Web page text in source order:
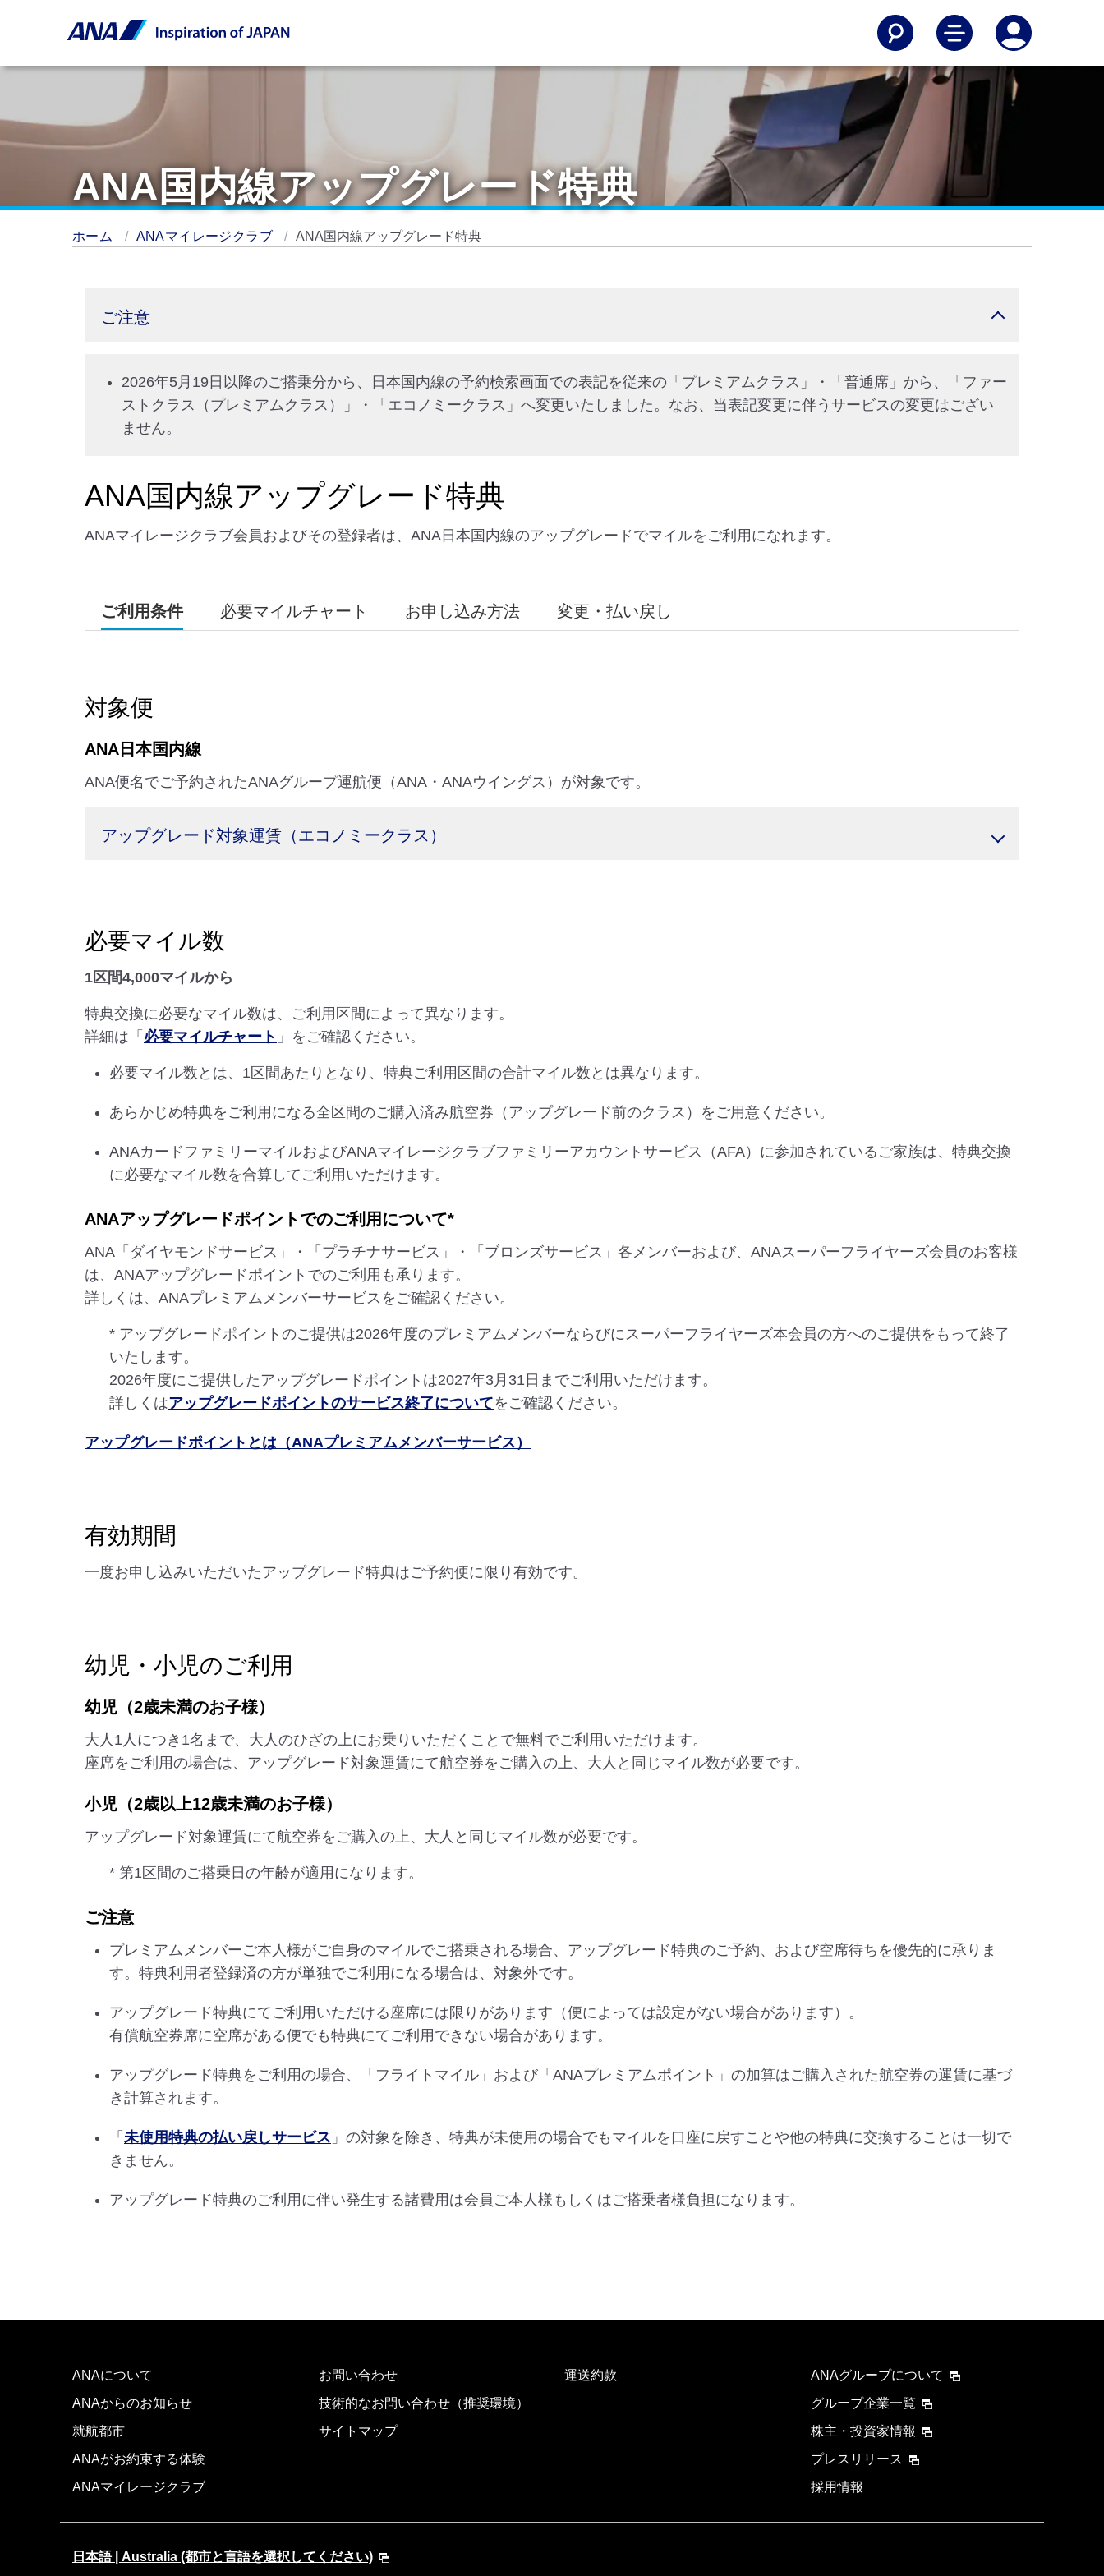
ANA国内線アップグレード特典
ホーム ANAマイレージクラブ ANA国内線アップグレード特典
ご注意
2026年5月19日以降のご搭乗分から、日本国内線の予約検索画面での表記を従来の「プレミアムクラス」・「普通席」から、「ファー
ストクラス（プレミアムクラス）」・「エコノミークラス」へ変更いたしました。なお、当表記変更に伴うサービスの変更はござい
ません。
ANA国内線アップグレード特典
ANAマイレージクラブ会員およびその登録者は、ANA日本国内線のアップグレードでマイルをご利用になれます。
ご利用条件 必要マイルチャート お申し込み方法 変更・払い戻し
対象便
ANA日本国内線
ANA便名でご予約されたANAグループ運航便（ANA・ANAウイングス）が対象です。
アップグレード対象運賃（エコノミークラス）
必要マイル数
1区間4,000マイルから
特典交換に必要なマイル数は、ご利用区間によって異なります。
詳細は「 必要マイルチャート 」をご確認ください。
必要マイル数とは、1区間あたりとなり、特典ご利用区間の合計マイル数とは異なります。
あらかじめ特典をご利用になる全区間のご購入済み航空券（アップグレード前のクラス）をご用意ください。
ANAカードファミリーマイルおよびANAマイレージクラブファミリーアカウントサービス（AFA）に参加されているご家族は、特典交換
に必要なマイル数を合算してご利用いただけます。
ANAアップグレードポイントでのご利用について*
ANA「ダイヤモンドサービス」・「プラチナサービス」・「ブロンズサービス」各メンバーおよび、ANAスーパーフライヤーズ会員のお客様
は、ANAアップグレードポイントでのご利用も承ります。
詳しくは、ANAプレミアムメンバーサービスをご確認ください。
* アップグレードポイントのご提供は2026年度のプレミアムメンバーならびにスーパーフライヤーズ本会員の方へのご提供をもって終了
いたします。
2026年度にご提供したアップグレードポイントは2027年3月31日までご利用いただけます。
詳しくはアップグレードポイントのサービス終了についてをご確認ください。
アップグレードポイントとは（ANAプレミアムメンバーサービス）
有効期間
一度お申し込みいただいたアップグレード特典はご予約便に限り有効です。
幼児・小児のご利用
幼児（2歳未満のお子様）
大人1人につき1名まで、大人のひざの上にお乗りいただくことで無料でご利用いただけます。
座席をご利用の場合は、アップグレード対象運賃にて航空券をご購入の上、大人と同じマイル数が必要です。
小児（2歳以上12歳未満のお子様）
アップグレード対象運賃にて航空券をご購入の上、大人と同じマイル数が必要です。
* 第1区間のご搭乗日の年齢が適用になります。
ご注意
プレミアムメンバーご本人様がご自身のマイルでご搭乗される場合、アップグレード特典のご予約、および空席待ちを優先的に承りま
す。特典利用者登録済の方が単独でご利用になる場合は、対象外です。
アップグレード特典にてご利用いただける座席には限りがあります（便によっては設定がない場合があります）。
有償航空券席に空席がある便でも特典にてご利用できない場合があります。
アップグレード特典をご利用の場合、「フライトマイル」および「ANAプレミアムポイント」の加算はご購入された航空券の運賃に基づ
き計算されます。
「 未使用特典の払い戻しサービス 」の対象を除き、特典が未使用の場合でもマイルを口座に戻すことや他の特典に交換することは一切で
きません。
アップグレード特典のご利用に伴い発生する諸費用は会員ご本人様もしくはご搭乗者様負担になります。
ANAについて
ANAからのお知らせ
就航都市
ANAがお約束する体験
ANAマイレージクラブ
お問い合わせ
技術的なお問い合わせ（推奨環境）
サイトマップ
運送約款
ANAグループについて
グループ企業一覧
株主・投資家情報
プレスリリース
採用情報
日本語 | Australia (都市と言語を選択してください)